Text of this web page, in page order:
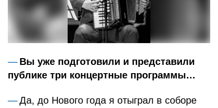
Вы уже подготовили и представили
публике три концертные программы…
Да, до Нового года я отыграл в соборе